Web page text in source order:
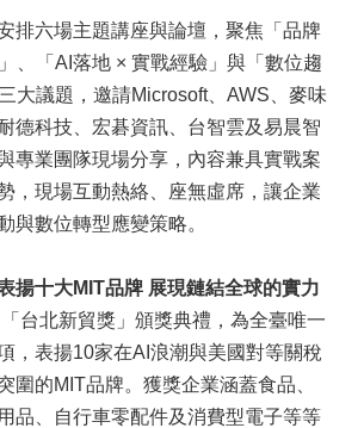
六場主題講座與論壇，聚焦「品牌
、「AI落地 × 實戰經驗」與「數位趨
大議題，邀請Microsoft、AWS、麥味
德科技、宏碁資訊、台智雲及易晨智
專業團隊現場分享，內容兼具實戰案
，現場互動熱絡、座無虛席，讓企業
與數位轉型應變策略。
揚十大MIT品牌 展現鏈結全球的實力
北新貿獎」頒獎典禮，為全臺唯一
，表揚10家在AI浪潮與美國對等關稅
圍的MIT品牌。獲獎企業涵蓋食品、
品、自行車零配件及消費型電子等等